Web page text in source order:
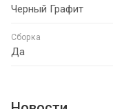
Черный Графит
Сборка
Да